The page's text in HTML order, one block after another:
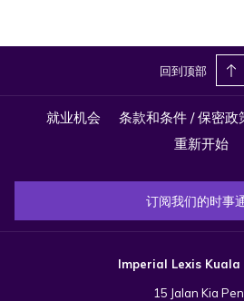
吉隆坡天际线，共同点燃新年的无限激情。
为让宾客的跨年体验更加完美，“天际线倒
套餐包含一晚豪华客房住宿、大红花餐厅的
餐、跨年倒数派对入场资格及庆祝派对礼包
年的第一天。这一新年之夜，尽在吉隆坡
登场。每一处场景皆精雕线细琢，每一刻体
旅，成为您珍藏一生的美好回忆。
回到顶部
就业机会 条款和条件 / 保密政
重新开始
订阅我们的时事
Imperial Lexis Kuala
15 Jalan Kia